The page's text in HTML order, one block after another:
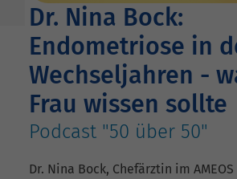
Dr. Nina Bock:
Endometriose in
Wechseljahren -
Frau wissen sollte
Podcast "50 über 50"
Dr. Nina Bock, Chefärztin im